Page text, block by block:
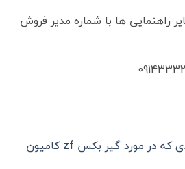
راهنمایی ها با شماره مدیر فروش
نکات مهم و کلیدی که در مورد گیر بکس zf کامیون